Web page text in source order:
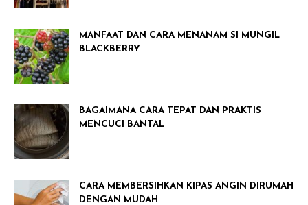
MANFAAT DAN CARA MENANAM SI MUNGIL
BLACKBERRY
BAGAIMANA CARA TEPAT DAN PRAKTIS
MENCUCI BANTAL
CARA MEMBERSIHKAN KIPAS ANGIN DIRUMAH
DENGAN MUDAH